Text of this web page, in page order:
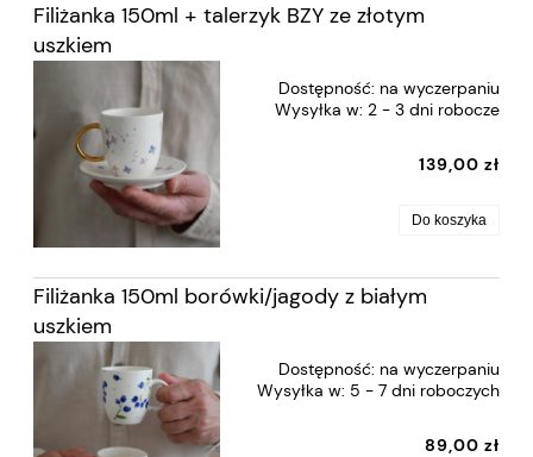
Filiżanka 150ml + talerzyk BZY ze złotym
uszkiem
Dostępność: na wyczerpaniu
Wysyłka w: 2 - 3 dni robocze
139,00 zł
Do koszyka
Filiżanka 150ml borówki/jagody z białym
uszkiem
Dostępność: na wyczerpaniu
Wysyłka w: 5 - 7 dni roboczych
89,00 zł